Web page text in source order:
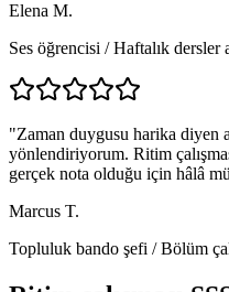
Elena M.
Ses öğrencisi /Haftalık dersler
"Zaman duygusu harika diyen
yönlendiriyorum. Ritim
gerçek nota olduğu için hâlâ
Marcus T.
Topluluk bando şefi /Bölüm